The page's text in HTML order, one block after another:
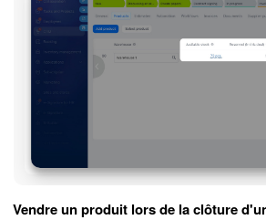
Vendre un produit lors de la clôture